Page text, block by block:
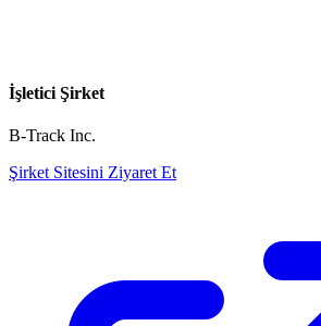
İşletici Şirket
B-Track Inc.
Şirket Sitesini Ziyaret Et